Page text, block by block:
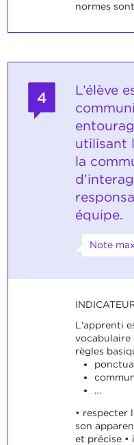
normes
4
L’élève
utilisant
la
équipe.
Note
L'apprenti
vocabulaire
règles
…
• respecter
son
et précise •